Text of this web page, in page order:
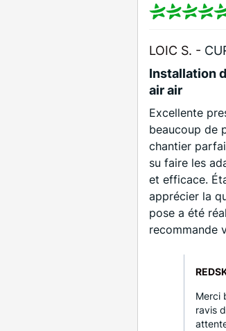
LOIC S. -
Installation
air air
Excellente
beaucoup de
chantier
su faire les
et efficace.
apprécier la
pose a été
recommande
Merci
ravis